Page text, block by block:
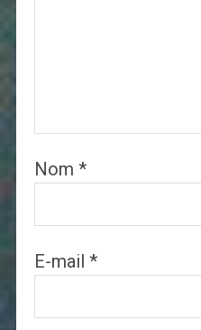
Nom *
E-mail *